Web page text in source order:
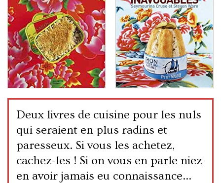
Deux livres de cuisine pour les nuls
qui seraient en plus radins et
paresseux. Si vous les achetez,
cachez-les ! Si on vous en parle niez
en avoir jamais eu connaissance…